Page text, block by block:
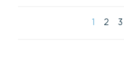
2 3